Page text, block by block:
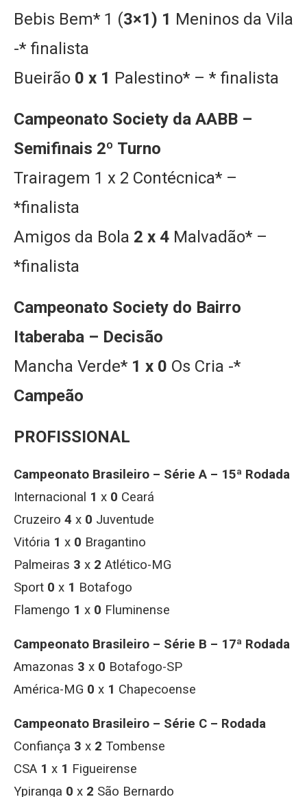
Bebis Bem* 1 (3×1) 1 Meninos da Vila
-* finalista
Bueirão 0 x 1 Palestino* – * finalista
Campeonato Society da AABB –
Semifinais 2º Turno
Trairagem 1 x 2 Contécnica* –
*finalista
Amigos da Bola 2 x 4 Malvadão* –
*finalista
Campeonato Society do Bairro
Itaberaba – Decisão
Mancha Verde* 1 x 0 Os Cria -*
Campeão
PROFISSIONAL
Campeonato Brasileiro – Série A – 15ª Rodada
Internacional 1 x 0 Ceará
Cruzeiro 4 x 0 Juventude
Vitória 1 x 0 Bragantino
Palmeiras 3 x 2 Atlético-MG
Sport 0 x 1 Botafogo
Flamengo 1 x 0 Fluminense
Campeonato Brasileiro – Série B – 17ª Rodada
Amazonas 3 x 0 Botafogo-SP
América-MG 0 x 1 Chapecoense
Campeonato Brasileiro – Série C – Rodada
Confiança 3 x 2 Tombense
CSA 1 x 1 Figueirense
Ypiranga 0 x 2 São Bernardo